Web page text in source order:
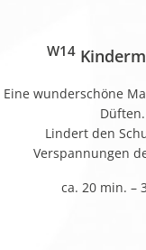
W14
Eine wunderschöne
Düften.
Lindert den
Verspannungen
ca. 20 min. –